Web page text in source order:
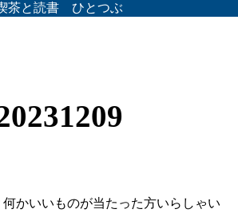
茶と読書 ひとつぶ
かいいものが当たった方いらしゃい